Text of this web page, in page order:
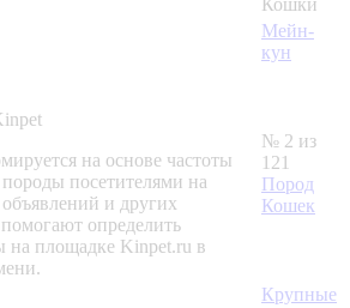
Кошки
Мейн-
кун
на основе частоты
посетителями на
и других
определить
на площадке Kinpet.ru в
№ 2 из
121
Пород
Кошек
Крупные